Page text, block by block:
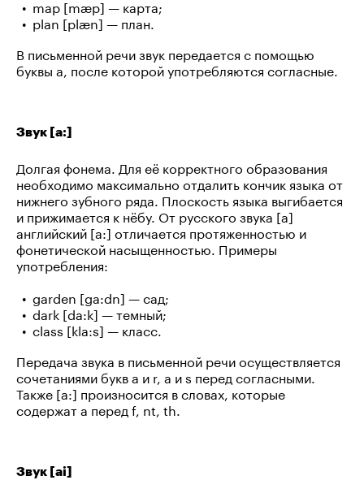
map [mæp] — карта;
plan [plæn] — план.
В письменной речи звук передается с помощью
буквы a, после которой употребляются согласные.
Звук [a:]
Долгая фонема. Для её корректного образования
необходимо максимально отдалить кончик языка от
нижнего зубного ряда. Плоскость языка выгибается
и прижимается к нёбу. От русского звука [а]
английский [a:] отличается протяженностью и
фонетической насыщенностью. Примеры
употребления:
garden [ga:dn] — сад;
dark [da:k] — темный;
class [kla:s] — класс.
Передача звука в письменной речи осуществляется
сочетаниями букв a и r, a и s перед согласными.
Также [a:] произносится в словах, которые
содержат a перед f, nt, th.
Звук [ai]